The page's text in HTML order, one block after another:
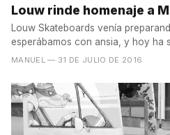
Louw rinde homenaje a
Louw Skateboards venía
esperábamos con ansia, y hoy ha
que...
MANUEL — 31 DE JULIO DE 2016